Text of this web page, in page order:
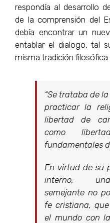
respondía al desarrollo
de la comprensión del
debía encontrar un
entablar el dialogo, tal
misma tradición filosófica
“Se trataba de
practicar la
libertad de
como
fundamentales
En virtud de su
interno,
semejante no
fe cristiana,
el mundo con